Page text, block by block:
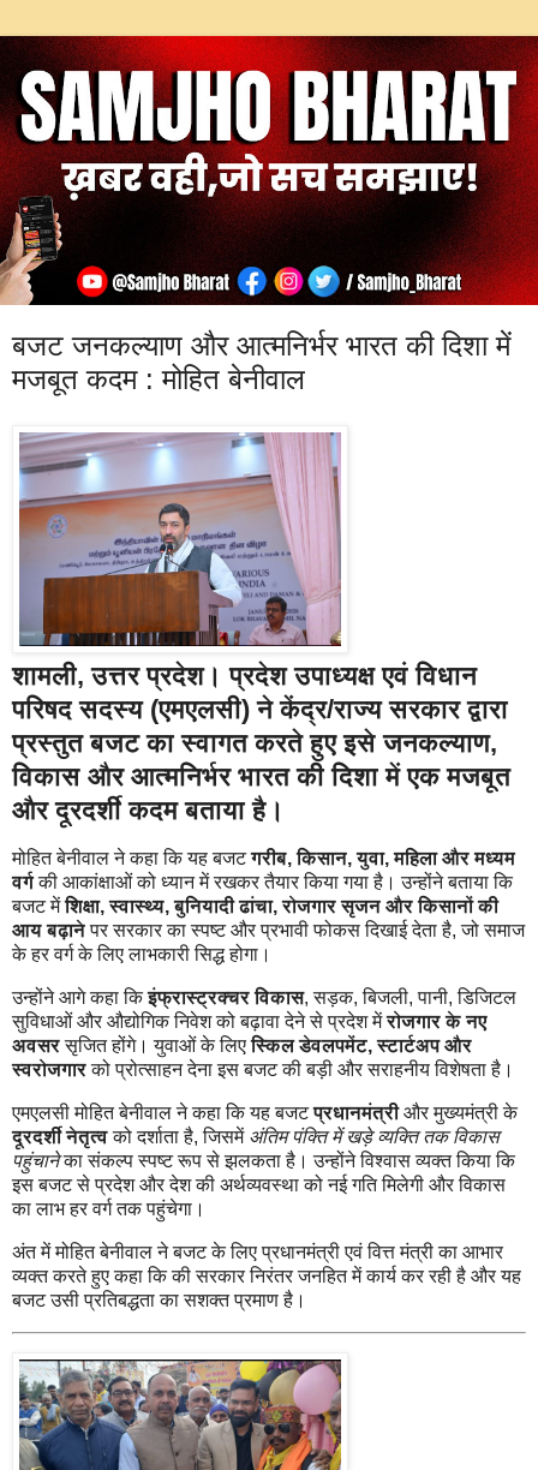
बजट जनकल्याण और आत्मनिर्भर भारत की दिशा में
मजबूत कदम : मोहित बेनीवाल
शामली, उत्तर प्रदेश।प्रदेश उपाध्यक्ष एवं विधान
परिषद सदस्य (एमएलसी)ने केंद्र/राज्य सरकार द्वारा
प्रस्तुत बजट का स्वागत करते हुए इसेजनकल्याण,
विकास और आत्मनिर्भर भारतकी दिशा में एक मजबूत
और दूरदर्शी कदम बताया है।
मोहित बेनीवाल ने कहा कि यह बजटगरीब, किसान, युवा, महिला और मध्यम
वर्गकी आकांक्षाओं को ध्यान में रखकर तैयार किया गया है। उन्होंने बताया कि
बजट मेंशिक्षा, स्वास्थ्य, बुनियादी ढांचा, रोजगार सृजन और किसानों की
आय बढ़ानेपर सरकार का स्पष्ट और प्रभावी फोकस दिखाई देता है, जो समाज
के हर वर्ग के लिए लाभकारी सिद्ध होगा।
उन्होंने आगे कहा किइंफ्रास्ट्रक्चर विकास, सड़क, बिजली, पानी, डिजिटल
सुविधाओं और औद्योगिक निवेश को बढ़ावा देने से प्रदेश मेंरोजगार के नए
अवसरसृजित होंगे। युवाओं के लिएस्किल डेवलपमेंट, स्टार्टअप और
स्वरोजगारको प्रोत्साहन देना इस बजट की बड़ी और सराहनीय विशेषता है।
एमएलसी मोहित बेनीवाल ने कहा कि यह बजटप्रधानमंत्रीऔर मुख्यमंत्री के
दूरदर्शी नेतृत्वको दर्शाता है, जिसमें अंतिम पंक्ति में खड़े व्यक्ति तक विकास
पहुंचानेका संकल्प स्पष्ट रूप से झलकता है। उन्होंने विश्वास व्यक्त किया कि
इस बजट से प्रदेश और देश की अर्थव्यवस्था को नई गति मिलेगी और विकास
का लाभ हर वर्ग तक पहुंचेगा।
अंत में मोहित बेनीवाल ने बजट के लिए प्रधानमंत्री एवं वित्त मंत्री का आभार
व्यक्त करते हुए कहा किकी सरकार निरंतर जनहित में कार्य कर रही है और यह
बजट उसी प्रतिबद्धता का सशक्त प्रमाण है।